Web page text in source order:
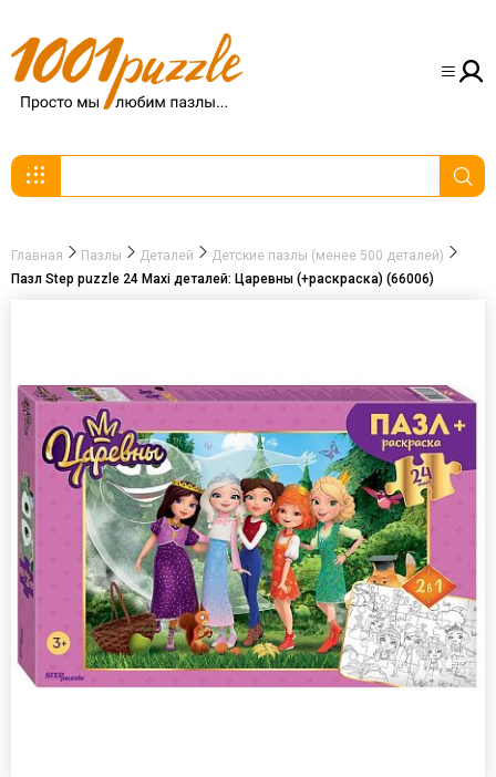
Главная Пазлы Деталей
Детские пазлы (менее 500 деталей)
Пазл Step puzzle 24 Maxi деталей: Царевны (+раскраска) (66006)